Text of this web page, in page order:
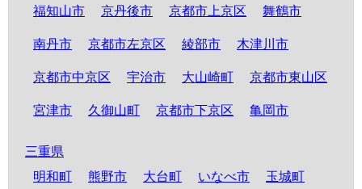
福知山市 京丹後市 京都市上京区 舞鶴市
南丹市 京都市左京区 綾部市 木津川市
京都市中京区 宇治市 大山崎町 京都市東山区
宮津市 久御山町 京都市下京区 亀岡市
三重県
明和町
熊野市 大台町 いなべ市 玉城町